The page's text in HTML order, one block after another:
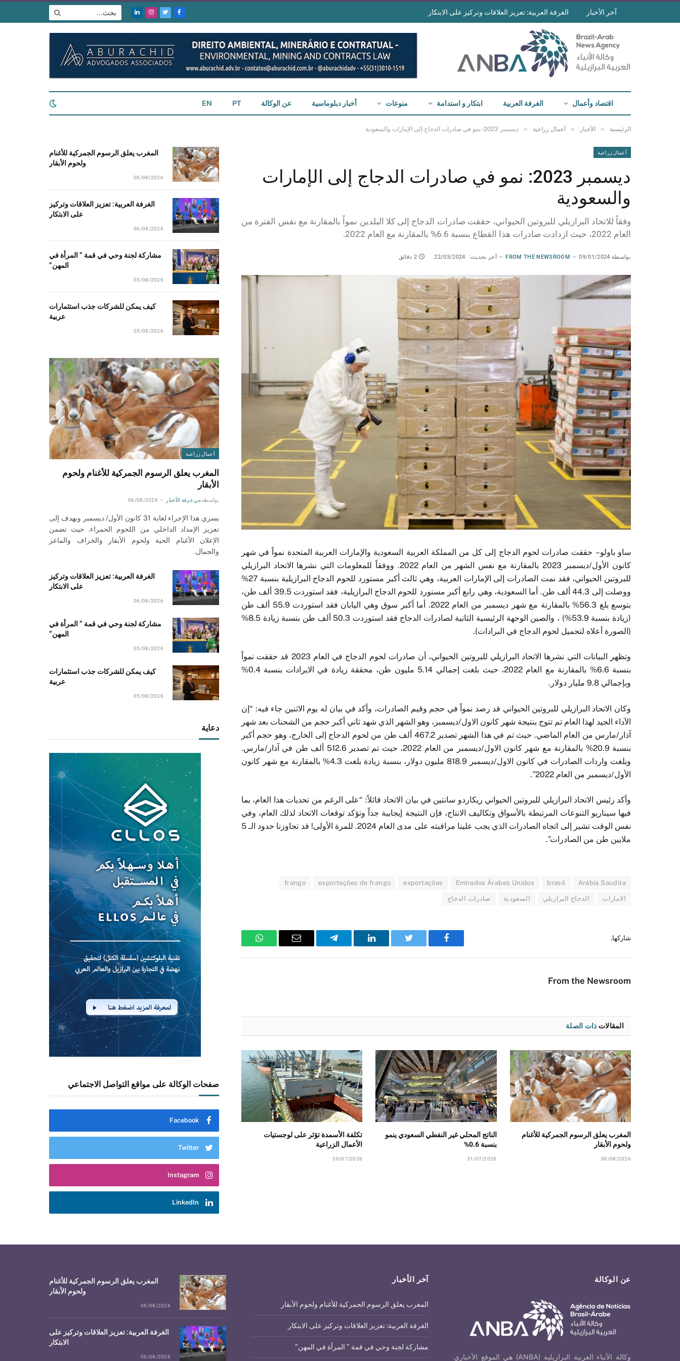
آخر الأخبار الغرفة العربية: تعزيز العلاقات وتركيز على الابتكار
فيسبوكتويترالانستغرام
لينكدإن
اقتصاد وأعمال الغرفة العربية ابتكار و استدامة منوعات أخبار دبلوماسية عن الوكالة PT
EN
الرئيسية » الأخبار » أعمال زراعية » ديسمبر 2023: نمو في صادرات الدجاج إلى الإمارات والسعودية
أعمال زراعية
ديسمبر 2023: نمو في صادرات الدجاج إلى الإمارات
والسعودية
وفقاً للاتحاد البرازيلي للبروتين الحيواني، حققت صادرات الدجاج إلى كلا البلدين نمواً بالمقارنة مع نفس الفترة من
العام 2022، حيث ازدادت صادرات هذا القطاع بنسبة 6.6% بالمقارنة مع العام 2022.
بواسطة FROM THE NEWSROOM 09/01/2024 آخر تحديث: 22/03/2024 2 دقائق
ساو باولو– حققت صادرات لحوم الدجاج إلى كل من المملكة العربية السعودية والإمارات العربية المتحدة نمواً في شهر
كانون الأول/ديسمبر 2023 بالمقارنة مع نفس الشهر من العام2022. ووفقاً للمعلومات التي نشرها الاتحاد البرازيلي
للبروتين الحيواني، فقد نمت الصادرات إلى الإمارات العربية، وهي ثالث أكبر مستورد للحوم الدجاج البرازيلية بنسبة 27
%
ووصلت إلى 44.3ألف طن. أما السعودية، وهي رابع أكبر مستورد للحوم الدجاج البرازيلية، فقد استوردت39.5 ألف طن،
بتوسع بلغ 56.3% بالمقارنة مع شهر ديسمبر من العام2022. أما أكبر سوق وهي اليابان فقد استوردت 55.9 ألف طن
(زيادة بنسبة والصين الوجهة الرئيسية الثانية لصادرات الدجاج فقد استوردت 50.3 ألف طن بنسبة زيادة 8.5
%
(الصورة أعلاه لتحميل لحوم الدجاج في البرادات).
وتظهر البيانات التي نشرها الاتحاد البرازيلي للبروتين الحيواني، أن صادرات لحوم الدجاج في العام 2023 قد حققت نمواً
بنسبة 6.6% بالمقارنة مع العام2022، حيث بلغت إجمالي 5.14 مليون طن، محققة زيادة في الايرادات بنسبة 0.4
%
وبإجمالي 9.8 مليار دولار.
وكان الاتحاد البرازيلي للبروتين الحيواني قد رصد نمواً في حجم وقيم الصادرات، وأكد في بيان له يوم الاثنين جاء فيه: “إن
الآداء الجيد لهذا العام تم تتوج بنتيجة شهر كانون الاول/ديسمبر ، وهو الشهر الذي شهد ثاني أكبر حجم من الشحنات بعد شهر
آذار/مارس من العام الماضي. حيث تم في هذا الشهر تصدير467.2 ألف طن من لحوم الدجاج إلى الخارج، وهو حجم أكبر
بنسبة 20.9% بالمقارنة مع شهر كانون الاول/ديسمبر من العام 2022، حيث تم تصدير 512.6 ألف طن في آذار/مارس.
وبلغت واردات الصادرات في كانون الاول/ديسمبر 818.9مليون دولار ، بنسبة زيادة بلغت 4.3% بالمقارنة مع شهر كانون
الأول/ديسمبر من العام 2022″.
وأكد رئيس الاتحاد البرازيلي للبروتين الحيواني ريكاردو سانتين في بيان الاتحاد قائلاً: “على الرغم من تحديات هذا العام، بما
فيها سيناريو التنوعات المرتبطة بالأسواق وتكاليف الانتاج، فإن النتيجة إيجابية جداً وتؤكد توقعات الاتحاد لذلك العام، وفي
نفس الوقت تشير إلى اتجاه الصادرات الذي يجب علينا مراقبته على مدى العام 2024. للمرة الأولى! قد تجاوزنا حدود الـ 5
ملايين طن من الصادرات”.
Arábia Saudita
brasil
Emirados Árabes Unidos
exportações
exportações de frango
frango
الامارات الدجاج البرازيلي السعودية صادرات الدجاج
شاركها.
فيسبوك تويتر لينكدإن تيلقرام
البريد
واتساب
From the Newsroom
المقالات ذات الصلة
المغرب يعلق الرسوم الجمركية للأغنام
ولحوم الأبقار
06/08/2026
الناتج المحلي غير النفطي السعودي ينمو
بنسبة 0.6%
31/07/2026
تكلفة الأسمدة تؤثر على لوجستيات
الأعمال الزراعية
30/07/2026
المغرب يعلق الرسوم الجمركية للأغنام
ولحوم الأبقار
06/08/2026
الغرفة العربية: تعزيز العلاقات وتركيز
على الابتكار
06/08/2026
مشاركة لجنة وحي في قمة ” المرأة في
المهن”
05/08/2026
كيف يمكن للشركات جذب استثمارات
عربية
05/08/2026
أعمال زراعية
المغرب يعلق الرسوم الجمركية للأغنام ولحوم
الأبقار
بواسطة من غرفة الأخبار 06/08/2026
يسري هذا الإجراء لغاية 31 كانون الأول/ ديسمبر ويهدف إلى
تعزيز الإمداد الداخلي من اللحوم الحمراء. حيث تضمن
الإعلان الأغنام الحية ولحوم الأبقار والخراف والماعز
والجمال.
الغرفة العربية: تعزيز العلاقات وتركيز
على الابتكار
06/08/2026
مشاركة لجنة وحي في قمة ” المرأة في
المهن”
05/08/2026
كيف يمكن للشركات جذب استثمارات
عربية
05/08/2026
دعاية
صفحات الوكالة على مواقع التواصل الاجتماعي
Facebook
Twitter
Instagram
LinkedIn
عن الوكالة
وكالة الأنباء العربية البرازيلية (ANBA) هي الموقع الأخباري
آخر الأخبار
المغرب يعلق الرسوم الجمركية للأغنام ولحوم الأبقار
الغرفة العربية: تعزيز العلاقات وتركيز على الابتكار
مشاركة لجنة وحي في قمة ” المرأة في المهن”
المغرب يعلق الرسوم الجمركية للأغنام
ولحوم الأبقار
06/08/2026
الغرفة العربية: تعزيز العلاقات وتركيز على
الابتكار
06/08/2026